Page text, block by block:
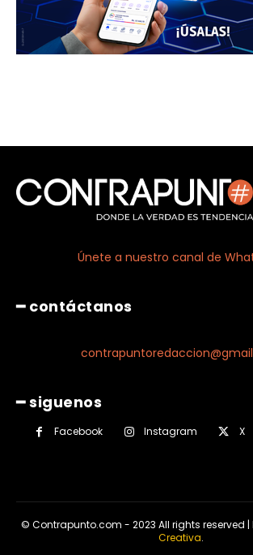
Únete a nuestro canal de
━ contáctanos
━ siguenos
Facebook Instagram X
© Contrapunto.com - 2023 All rights reserved |
Creativa.